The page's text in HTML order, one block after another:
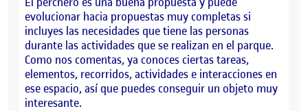
evolucionar hacia propuestas muy completas si
incluyes las necesidades que tiene las personas
durante las actividades que se realizan en el parque.
Como nos comentas, ya conoces ciertas tareas,
elementos, recorridos, actividades e interacciones en
ese espacio, así que puedes conseguir un objeto muy
interesante.